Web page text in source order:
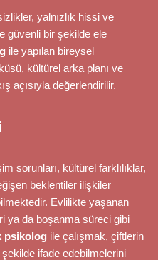
yalnızlık hissi ve
güvenli bir şekilde ele
ile yapılan bireysel
kültürel arka planı ve
açısıyla değerlendirilir.
sorunları, kültürel farklılıklar,
beklentiler ilişkiler
Evlilikte yaşanan
ya da boşanma süreci gibi
psikolog ile çalışmak, çiftlerin
ifade edebilmelerini